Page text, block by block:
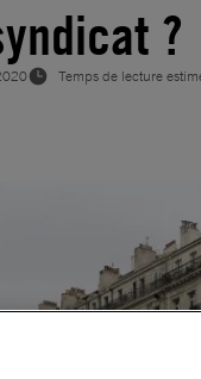
?
Temps de lecture